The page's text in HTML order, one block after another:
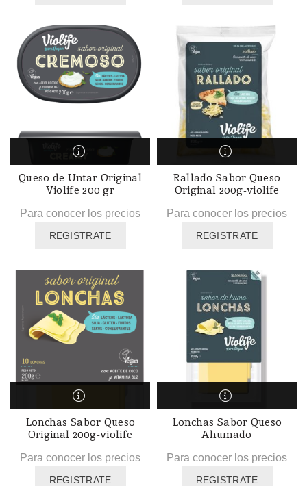
Queso de Untar Original
Violife 200 gr
Para conocer los precios
REGISTRATE
Rallado Sabor Queso
Original 200g-violife
Para conocer los precios
REGISTRATE
Lonchas Sabor Queso
Original 200g-violife
Para conocer los precios
REGISTRATE
Lonchas Sabor Queso
Ahumado
Para conocer los precios
REGISTRATE